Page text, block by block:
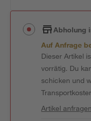
Abholung
Auf Anfrage
Dieser Artikel
vorrätig. Du
schicken und
Artikel anfragen